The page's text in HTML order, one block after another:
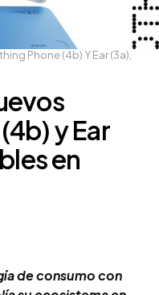
y Ear
en
Phone (4b) Y Ear (3a),
de consumo con